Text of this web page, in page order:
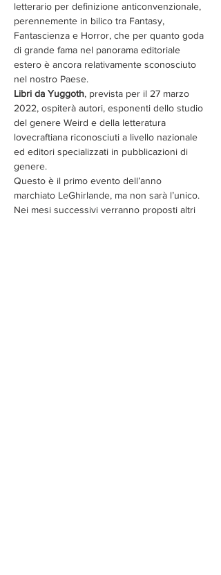
letterario per definizione anticonvenzionale,
perennemente in bilico tra Fantasy,
Fantascienza e Horror, che per quanto goda
di grande fama nel panorama editoriale
estero è ancora relativamente sconosciuto
nel nostro Paese.
Libri da Yuggoth, prevista per il 27 marzo
2022, ospiterà autori, esponenti dello studio
del genere Weird e della letteratura
lovecraftiana riconosciuti a livello nazionale
ed editori specializzati in pubblicazioni di
genere.
Questo è il primo evento dell’anno
marchiato LeGhirlande, ma non sarà l’unico.
Nei mesi successivi verranno proposti altri